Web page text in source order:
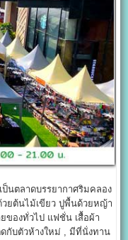
นตลาดบรรยากาศริมคลอง
วยต้นไม้เขียว ปูพื้นด้วยหญ้า
ของทั่วไป แฟชั่น เสื้อผ้า
กับตัวห้างใหม่ , มีที่นั่งทาน